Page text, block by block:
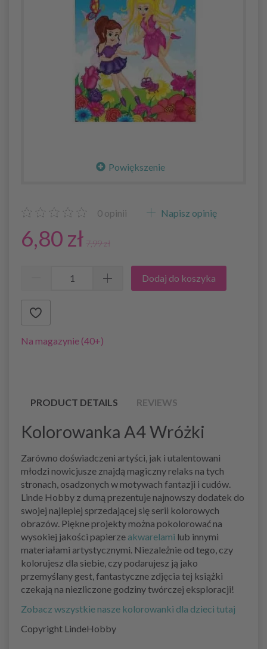
Powiększenie
0 opinii Napisz opinię
6,80 zł 7,99 zł
Dodaj do koszyka
Na magazynie (40+)
PRODUCT DETAILS REVIEWS
Kolorowanka A4 Wróżki
Zarówno doświadczeni artyści, jak i utalentowani
młodzi nowicjusze znajdą magiczny relaks na tych
stronach, osadzonych w motywach fantazji i cudów.
Linde Hobby z dumą prezentuje najnowszy dodatek do
swojej najlepiej sprzedającej się serii kolorowych
obrazów. Piękne projekty można pokolorować na
wysokiej jakości papierze akwarelami lub innymi
materiałami artystycznymi. Niezależnie od tego, czy
kolorujesz dla siebie, czy podarujesz ją jako
przemyślany gest, fantastyczne zdjęcia tej książki
czekają na niezliczone godziny twórczej eksploracji!
Zobacz wszystkie nasze kolorowanki dla dzieci tutaj
Copyright LindeHobby